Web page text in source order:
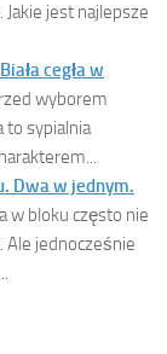
jest najlepsze
cegła w
wyborem
to sypialnia
Dwa w jednym.
w bloku często nie
jednocześnie